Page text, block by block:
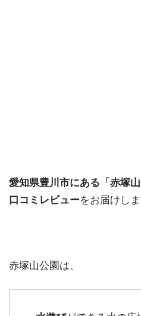
愛知県豊川市にある「赤塚
⼝コミレビューをお届けし
赤塚山公園は、